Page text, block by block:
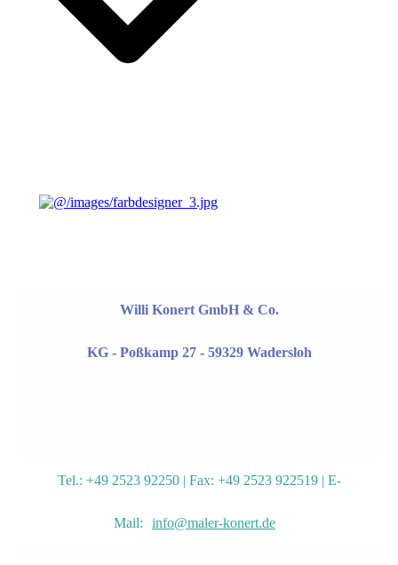
Willi Konert GmbH & Co.
KG- Poßkamp 27- 59329 Wadersloh
Tel.: +49 2523 92250 | Fax: +49 2523 922519 | E-
Mail: info@maler-konert.de